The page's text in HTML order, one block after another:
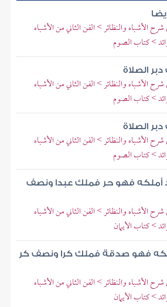
الأشباه والنظائر > الفن الثاني من الأشباه
> كتاب الصوم
الصلاة
الأشباه والنظائر > الفن الثاني من الأشباه
> كتاب الصوم
الصلاة
الأشباه والنظائر > الفن الثاني من الأشباه
> كتاب الصوم
أملكه فهو حر فملك عبدا ونصف
الأشباه والنظائر > الفن الثاني من الأشباه
> كتاب الأيمان
فهو صدقة فملك كرا ونصف كر
الأشباه والنظائر > الفن الثاني من الأشباه
> كتاب الأيمان